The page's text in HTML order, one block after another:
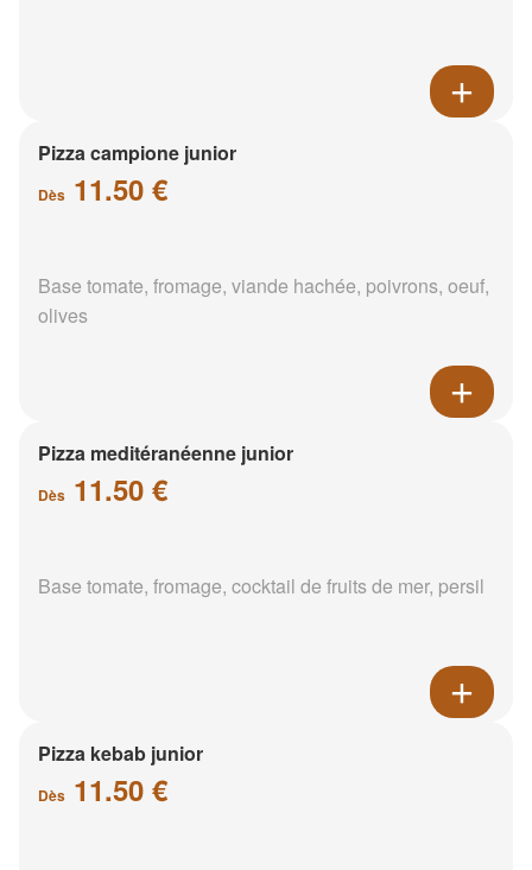
Pizza campione junior
Dès 11.50 €
Base tomate, fromage, viande hachée, poivrons, oeuf,
olives
Pizza meditéranéenne junior
Dès 11.50 €
Base tomate, fromage, cocktail de fruits de mer, persil
Pizza kebab junior
Dès 11.50 €